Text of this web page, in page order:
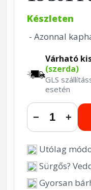
Készleten
- Azonnal
Várható
(szerda)
GLS
esetén
− +
Utólag
Sürgős?
Gyorsan